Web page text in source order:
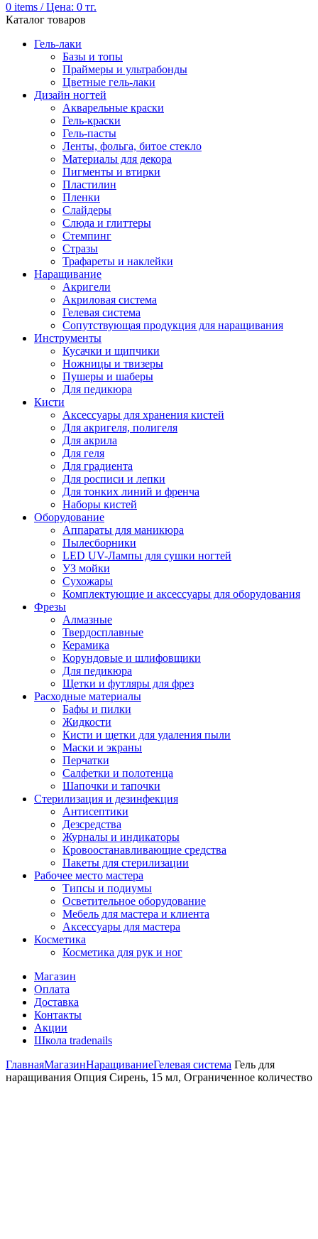
0 items / Цена: 0 тг.
Каталог товаров
Гель-лаки
Базы и топы
Праймеры и ультрабонды
Цветные гель-лаки
Дизайн ногтей
Акварельные краски
Гель-краски
Гель-пасты
Ленты, фольга, битое стекло
Материалы для декора
Пигменты и втирки
Пластилин
Пленки
Слайдеры
Слюда и глиттеры
Стемпинг
Стразы
Трафареты и наклейки
Наращивание
Акригели
Акриловая система
Гелевая система
Сопутствующая продукция для наращивания
Инструменты
Кусачки и щипчики
Ножницы и твизеры
Пушеры и шаберы
Для педикюра
Кисти
Аксессуары для хранения кистей
Для акригеля, полигеля
Для акрила
Для геля
Для градиента
Для росписи и лепки
Для тонких линий и френча
Наборы кистей
Оборудование
Аппараты для маникюра
Пылесборники
LED UV-Лампы для сушки ногтей
УЗ мойки
Сухожары
Комплектующие и аксессуары для оборудования
Фрезы
Алмазные
Твердосплавные
Керамика
Корундовые и шлифовщики
Для педикюра
Щетки и футляры для фрез
Расходные материалы
Бафы и пилки
Жидкости
Кисти и щетки для удаления пыли
Маски и экраны
Перчатки
Салфетки и полотенца
Шапочки и тапочки
Стерилизация и дезинфекция
Антисептики
Дезсредства
Журналы и индикаторы
Кровоостанавливающие средства
Пакеты для стерилизации
Рабочее место мастера
Типсы и подиумы
Осветительное оборудование
Мебель для мастера и клиента
Аксессуары для мастера
Косметика
Косметика для рук и ног
Магазин
Оплата
Доставка
Контакты
Акции
Школа tradenails
ГлавнаяМагазинНаращиваниеГелевая система Гель для
наращивания Опция Сирень, 15 мл, Ограниченное количество